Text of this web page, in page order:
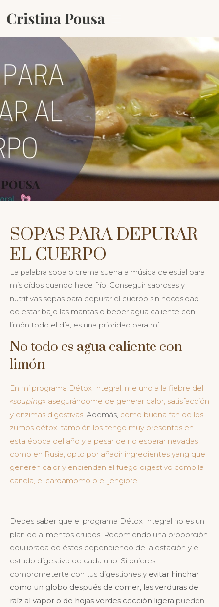
SOPAS PARA DEPURAR
EL CUERPO
La palabra sopa o crema suena a música celestial para
mis oídos cuando hace frío. Conseguir sabrosas y
nutritivas sopas para depurar el cuerpo sin necesidad
de estar bajo las mantas o beber agua caliente con
limón todo el día, es una prioridad para mí.
No todo es agua caliente con
limón
En mi programa Détox Integral, me uno a la fiebre del
«souping» asegurándome de generar calor, satisfacción
y enzimas digestivas. Además, como buena fan de los
zumos détox, también los tengo muy presentes en
esta época del año y a pesar de no esperar nevadas
como en Rusia, opto por añadir ingredientes yang que
generen calor y enciendan el fuego digestivo como la
canela, el cardamomo o el jengibre.
Debes saber que el programa Détox Integral no es un
plan de alimentos crudos. Recomiendo una proporción
equilibrada de éstos dependiendo de la estación y el
estado digestivo de cada uno. Si quieres
comprometerte con tus digestiones y evitar hinchar
como un globo después de comer, las verduras de
raíz al vapor o de hojas verdes cocción ligera pueden